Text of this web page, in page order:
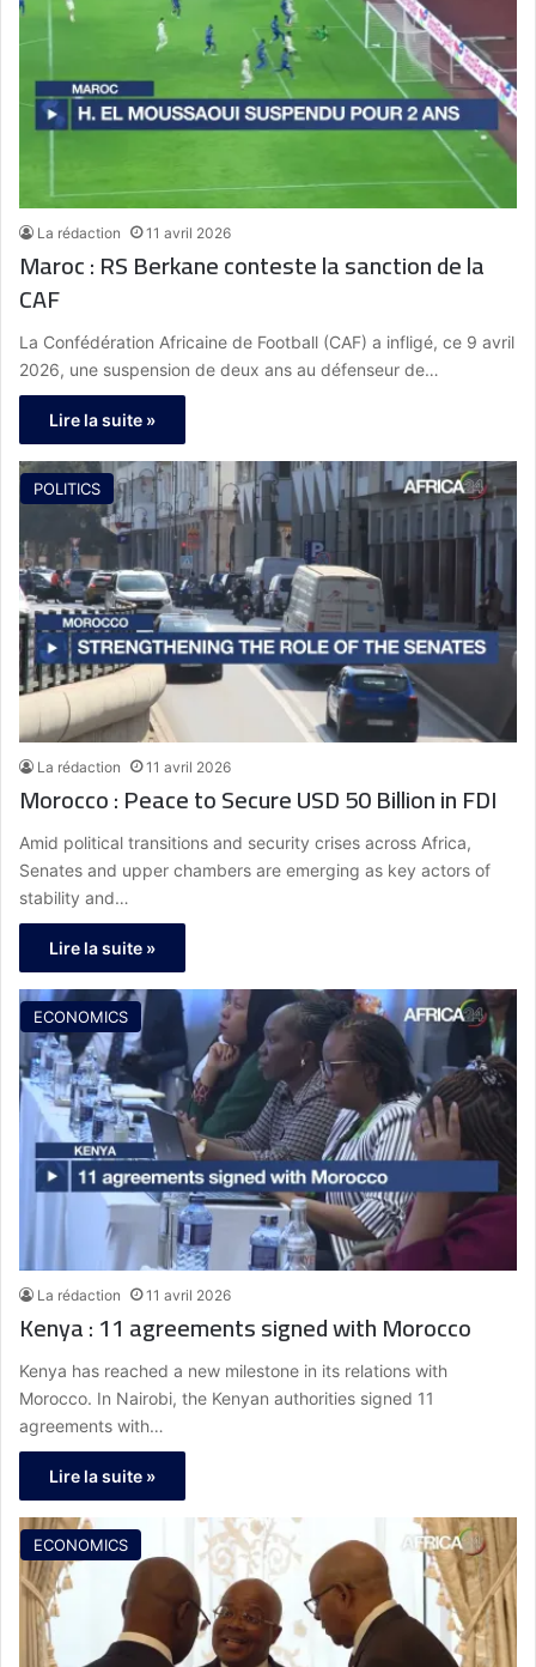
La rédaction 11 avril 2026
Maroc : RS Berkane conteste la sanction de la
CAF
La Confédération Africaine de Football (CAF) a infligé, ce 9 avril
2026, une suspension de deux ans au défenseur de…
Lire la suite »
POLITICS
La rédaction 11 avril 2026
Morocco : Peace to Secure USD 50 Billion in FDI
Amid political transitions and security crises across Africa,
Senates and upper chambers are emerging as key actors of
stability and…
Lire la suite »
ECONOMICS
La rédaction 11 avril 2026
Kenya : 11 agreements signed with Morocco
Kenya has reached a new milestone in its relations with
Morocco. In Nairobi, the Kenyan authorities signed 11
agreements with…
Lire la suite »
ECONOMICS